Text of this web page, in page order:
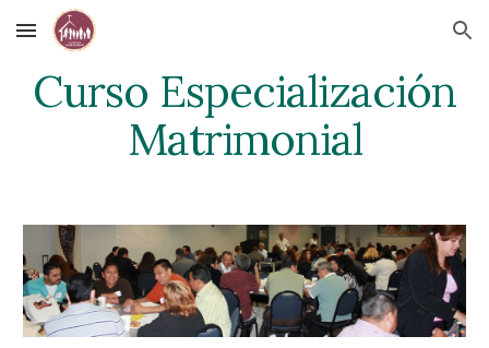
Skip to main content Skip to navigation
Curso Especialización
Matrimonial